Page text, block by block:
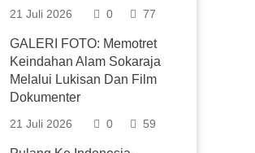
21 Juli 2026 0 77
GALERI FOTO: Memotret
Keindahan Alam Sokaraja
Melalui Lukisan Dan Film
Dokumenter
21 Juli 2026 0 59